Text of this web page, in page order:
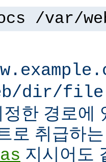
/var/
dir/
한 경로에
로 취급하
지시어도